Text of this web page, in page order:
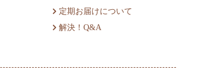
定期お届けについて
解決！Q&A